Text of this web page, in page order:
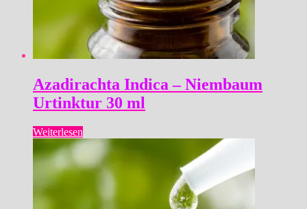
Azadirachta Indica – Niembaum
Urtinktur 30 ml
Weiterlesen